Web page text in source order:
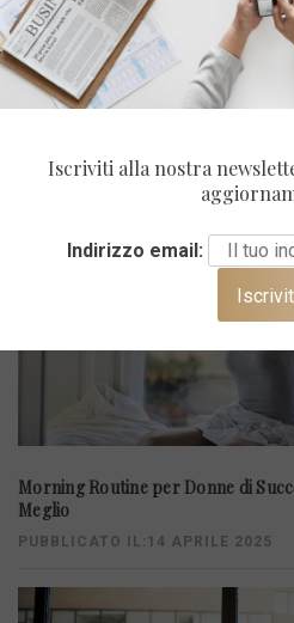
ULTIMI POST
Morning Routine per Donne di
Meglio
PUBBLICATO IL:14 APRILE 2025
Iscriviti alla nostra
Indirizzo email: